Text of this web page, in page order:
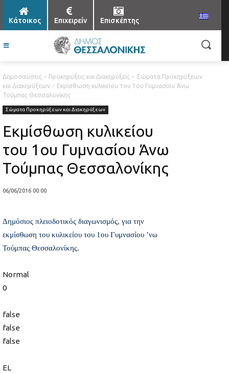
Κάτοικος Επιχειρείν Επισκέπτης
Δημοσιεύσεις Προκηρύξεις και Διακηρύξεις
Σώματα Προκηρύξεων
και Διακηρύξεων
Εκμίσθωση κυλικείου του 1ου Γυμνασίου Άνω
Τούμπας Θεσσαλονίκης
Σώματα Προκηρύξεων και Διακηρύξεων
Εκμίσθωση κυλικείου
του 1ου Γυμνασίου Άνω
Τούμπας Θεσσαλονίκης
06/06/2016 00:00
Δημόσιος πλειοδοτικός διαγωνισμός, για την
εκμίσθωση του κυλικείου του 1ου Γυμνασίου ’νω
Τούμπας Θεσσαλονίκης.
Normal
0
false
false
false
EL